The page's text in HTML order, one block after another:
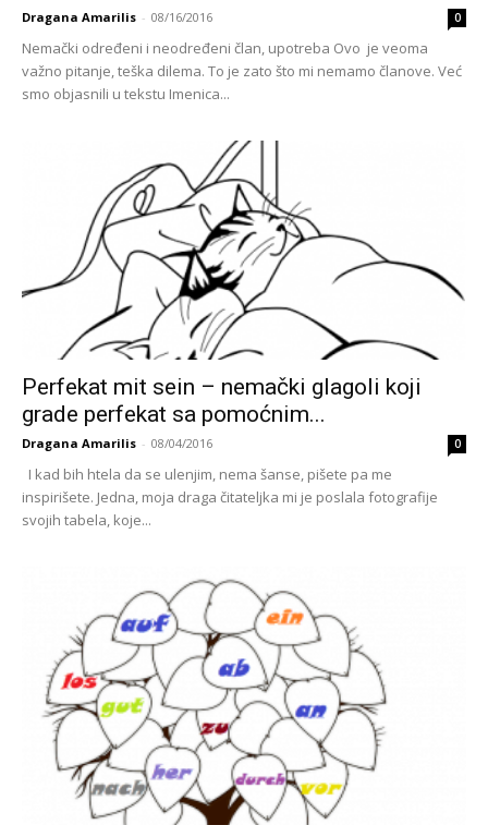
Dragana Amarilis - 08/16/2016 0
Nemački određeni i neodređeni član, upotreba Ovo je veoma
važno pitanje, teška dilema. To je zato što mi nemamo članove. Već
smo objasnili u tekstu Imenica...
Perfekat mit sein – nemački glagoli koji
grade perfekat sa pomoćnim...
Dragana Amarilis - 08/04/2016 0
I kad bih htela da se ulenjim, nema šanse, pišete pa me
inspirišete. Jedna, moja draga čitateljka mi je poslala fotografije
svojih tabela, koje...